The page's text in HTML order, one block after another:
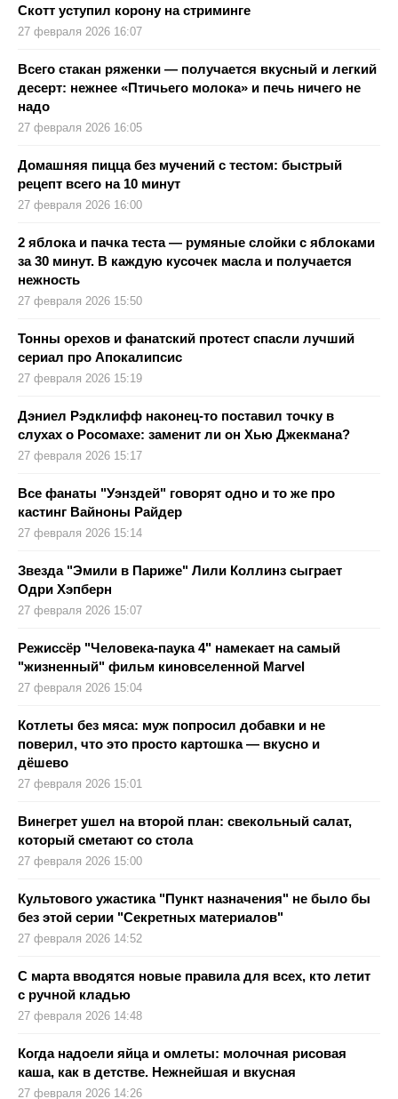
Скотт уступил корону на стриминге
27 февраля 2026 16:07
Всего стакан ряженки — получается вкусный и легкий
десерт: нежнее «Птичьего молока» и печь ничего не
надо
27 февраля 2026 16:05
Домашняя пицца без мучений с тестом: быстрый
рецепт всего на 10 минут
27 февраля 2026 16:00
2 яблока и пачка теста — румяные слойки с яблоками
за 30 минут. В каждую кусочек масла и получается
нежность
27 февраля 2026 15:50
Тонны орехов и фанатский протест спасли лучший
сериал про Апокалипсис
27 февраля 2026 15:19
Дэниел Рэдклифф наконец-то поставил точку в
слухах о Росомахе: заменит ли он Хью Джекмана?
27 февраля 2026 15:17
Все фанаты "Уэнздей" говорят одно и то же про
кастинг Вайноны Райдер
27 февраля 2026 15:14
Звезда "Эмили в Париже" Лили Коллинз сыграет
Одри Хэпберн
27 февраля 2026 15:07
Режиссёр "Человека‑паука 4" намекает на самый
"жизненный" фильм киновселенной Marvel
27 февраля 2026 15:04
Котлеты без мяса: муж попросил добавки и не
поверил, что это просто картошка — вкусно и
дёшево
27 февраля 2026 15:01
Винегрет ушел на второй план: свекольный салат,
который сметают со стола
27 февраля 2026 15:00
Культового ужастика "Пункт назначения" не было бы
без этой серии "Секретных материалов"
27 февраля 2026 14:52
С марта вводятся новые правила для всех, кто летит
с ручной кладью
27 февраля 2026 14:48
Когда надоели яйца и омлеты: молочная рисовая
каша, как в детстве. Нежнейшая и вкусная
27 февраля 2026 14:26